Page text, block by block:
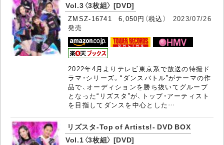
Vol.3〈3枚組〉 [DVD]
ZMSZ-16741 6,050円（税込） 2023/07/26
発売
2022年4月よりテレビ東京系で放送の特撮ド
ラマ・シリーズ。“ダンスバトル”がテーマの作
品で、オーディションを勝ち抜いてグループ
となった“リズスタ”が、トップ・アーティスト
を目指してダンスを中心とした…
リズスタ-Top of Artists!- DVD BOX
Vol.1〈3枚組〉 [DVD]